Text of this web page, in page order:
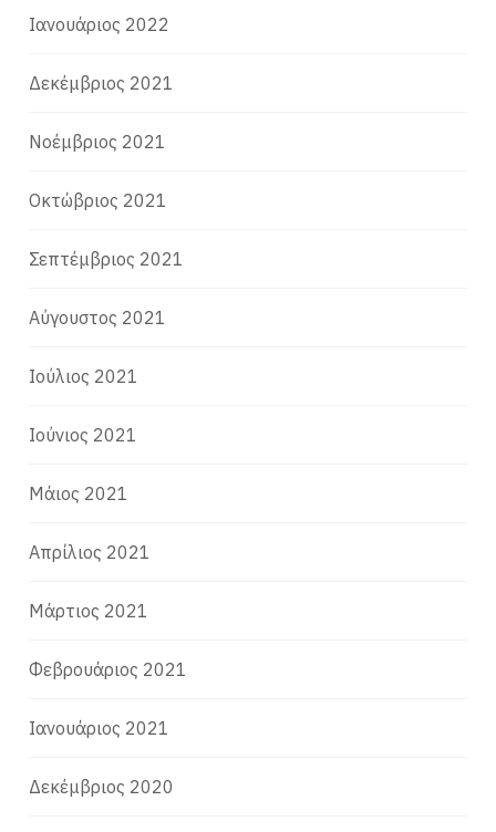
Ιανουάριος 2022
Δεκέμβριος 2021
Νοέμβριος 2021
Οκτώβριος 2021
Σεπτέμβριος 2021
Αύγουστος 2021
Ιούλιος 2021
Ιούνιος 2021
Μάιος 2021
Απρίλιος 2021
Μάρτιος 2021
Φεβρουάριος 2021
Ιανουάριος 2021
Δεκέμβριος 2020